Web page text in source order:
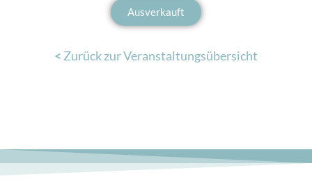
Ausverkauft
< Zurück zur Veranstaltungsübersicht